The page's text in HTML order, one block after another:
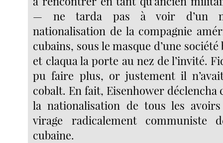
— ne tarda pas à voir d’un
nationalisation de la compagnie
cubains, sous le masque d’une
et claqua la porte au nez de l’invité.
pu faire plus, or justement il
cobalt. En fait, Eisenhower déclencha
la nationalisation de tous les
virage radicalement communiste
cubaine.